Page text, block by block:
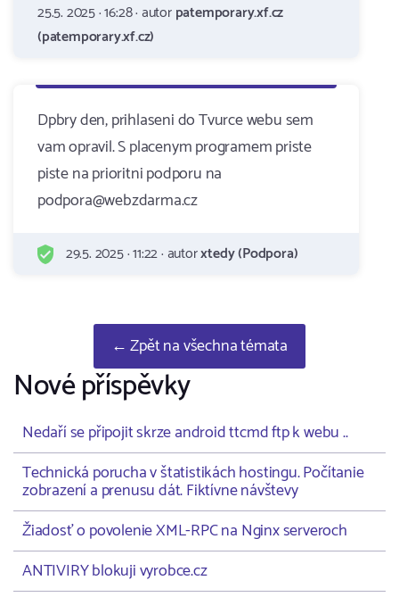
25.5. 2025 · 16:28 · autorpatemporary.xf.cz
(patemporary.xf.cz)
Dpbry den, prihlaseni do Tvurce webu sem
vam opravil. S placenym programem priste
piste na prioritni podporu na
podpora@webzdarma.cz
29.5. 2025 · 11:22 · autorxtedy (Podpora)
← Zpět na všechna témata
Nové příspěvky
Nedaří se připojit skrze android ttcmd ftp k webu ..
Technická porucha v štatistikách hostingu. Počítanie
zobrazení a prenusu dát. Fiktívne návštevy
Žiadosť o povolenie XML-RPC na Nginx serveroch
ANTIVIRY blokuji vyrobce.cz